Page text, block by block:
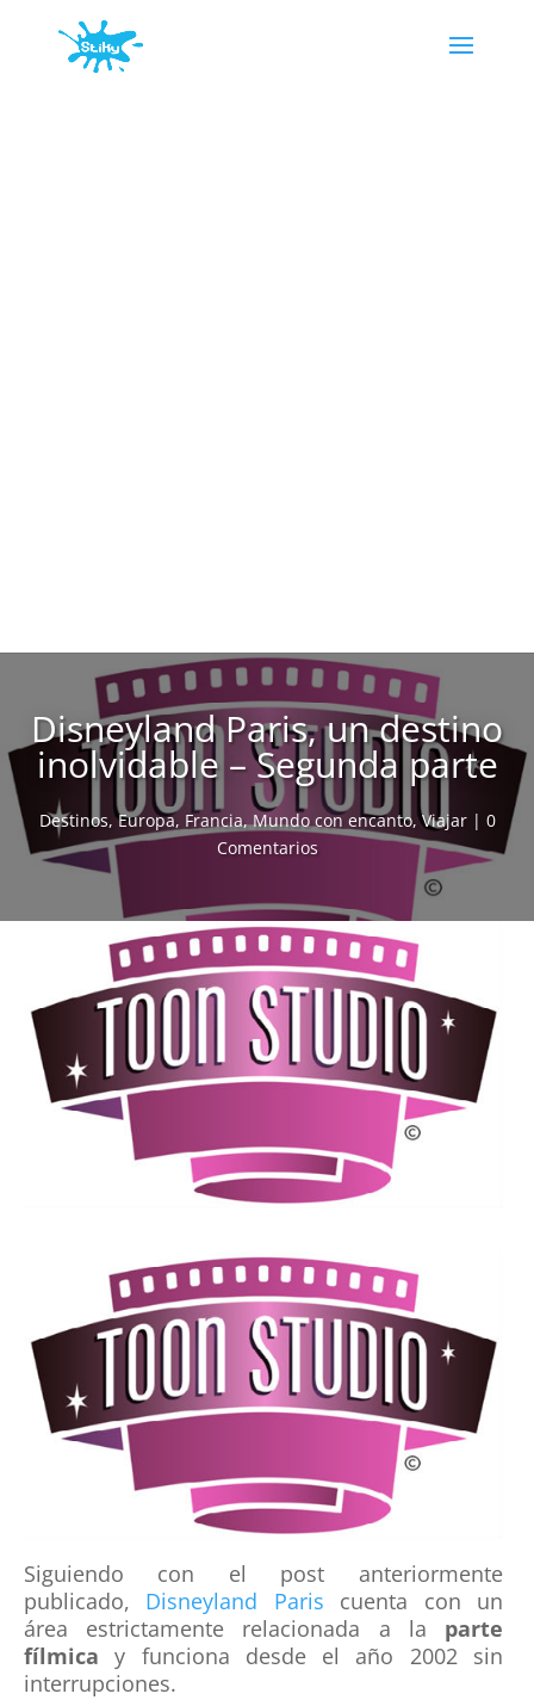
Disneyland Paris, un destino
inolvidable – Segunda parte
Destinos,Europa, Francia,Mundo con encanto,Viajar| 0
Comentarios
Siguiendo con el post anteriormente
publicado, Disneyland Paris cuenta con un
área estrictamente relacionada a la parte
fílmicay funciona desde el año 2002 sin
interrupciones.